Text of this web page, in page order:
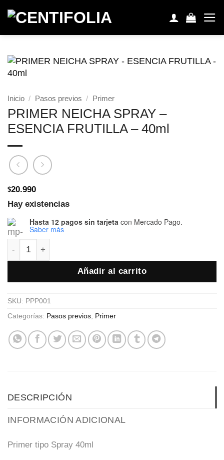
Inicio / Pasos previos / Primer
PRIMER NEICHA SPRAY –
ESENCIA FRUTILLA – 40ml
$20.990
Hay existencias
Hasta 12 pagos sin tarjeta con Mercado Pago.
Saber más
Añadir al carrito
SKU: PPP001
Categorías: Pasos previos, Primer
DESCRIPCIÓN
INFORMACIÓN ADICIONAL
Primer tipo Spray 40ml